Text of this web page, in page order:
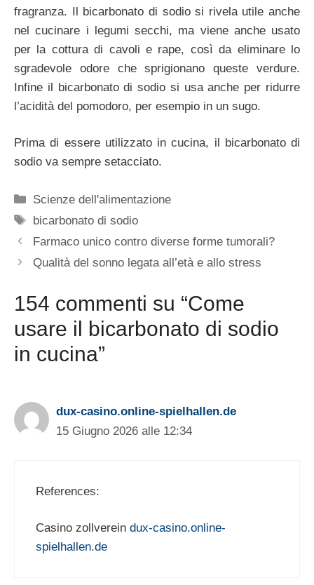
fragranza. Il bicarbonato di sodio si rivela utile anche
nel cucinare i legumi secchi, ma viene anche usato
per la cottura di cavoli e rape, così da eliminare lo
sgradevole odore che sprigionano queste verdure.
Infine il bicarbonato di sodio si usa anche per ridurre
l’acidità del pomodoro, per esempio in un sugo.
Prima di essere utilizzato in cucina, il bicarbonato di
sodio va sempre setacciato.
Categorie
Scienze dell'alimentazione
Tag
bicarbonato di sodio
Farmaco unico contro diverse forme tumorali?
Qualità del sonno legata all’età e allo stress
154 commenti su “Come
usare il bicarbonato di sodio
in cucina”
dux-casino.online-spielhallen.de
15 Giugno 2026 alle 12:34
References:
Casino zollverein dux-casino.online-
spielhallen.de